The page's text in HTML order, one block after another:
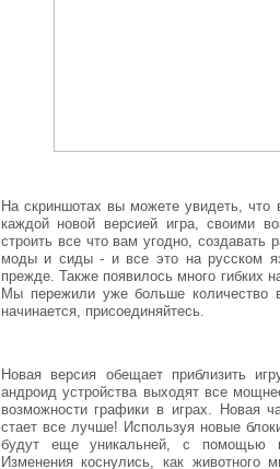
На скриншотах вы можете увидеть,
каждой новой версией игра, своими
строить все что вам угодно, создавать
моды и сиды - и все это на русском
прежде. Также появилось много гибких
Мы пережили уже больше количество
начинается, присоединяйтесь.
Новая версия обещает приблизить
андроид устройства выходят все
возможности графики в играх. Новая
стает все лучше! Используя новые
будут еще уникальней, с помощью
Изменения коснулись, как